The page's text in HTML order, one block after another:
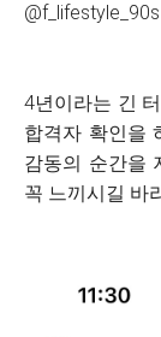
@f_lifestyle_90s
4년이라는 긴
합격자 확인을
감동의 순간을
꼭 느끼시길 바